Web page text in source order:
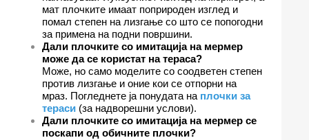
мат плочките имаат поприроден изглед и
помал степен на лизгање со што се попогодни
за примена на подни површини.
Дали плочките со имитација на мермер
може да се користат на тераса?
Може, но само моделите со соодветен степен
против лизгање и оние кои се отпорни на
мраз. Погледнете ја понудата на плочки за
тераси (за надворешни услови).
Дали плочките со имитација на мермер се
поскапи од обичните плочки?